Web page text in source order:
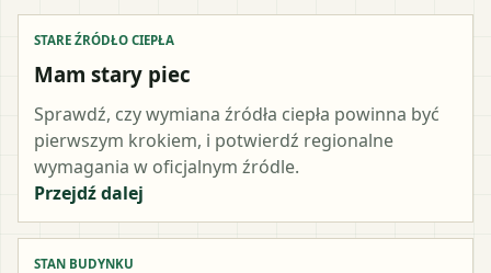
STARE ŹRÓDŁO CIEPŁA
Mam stary piec
Sprawdź, czy wymiana źródła ciepła powinna być
pierwszym krokiem, i potwierdź regionalne
wymagania w oficjalnym źródle.
Przejdź dalej
STAN BUDYNKU